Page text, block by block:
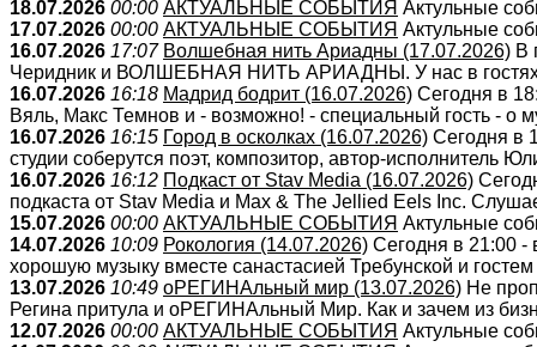
18.07.2026 00:00 АКТУАЛЬНЫЕ СОБЫТИЯ Актульные
17.07.2026 00:00 АКТУАЛЬНЫЕ СОБЫТИЯ Актульные
16.07.2026 17:07 Волшебная нить Ариадны (17.07.2026) В
Черидник и ВОЛШЕБНАЯ НИТЬ АРИАДНЫ. У нас в гостях
16.07.2026 16:18 Мадрид бодрит (16.07.2026) Сегодня в
Вяль, Макс Темнов и - возможно! - специальный гость - о
16.07.2026 16:15 Город в осколках (16.07.2026) Сегодня в
студии соберутся поэт, композитор, автор-исполнитель
16.07.2026 16:12 Подкаст от Stav Media (16.07.2026)
подкаста от Stav Media и Max & The Jellied Eels Inc.
15.07.2026 00:00 АКТУАЛЬНЫЕ СОБЫТИЯ Актульные
14.07.2026 10:09 Рокология (14.07.2026) Сегодня в 21:00
хорошую музыку вместе санастасией Требунской и
13.07.2026 10:49 оРЕГИНАльный мир (13.07.2026) Не
Регина притула и оРЕГИНАльный Мир. Как и зачем из
12.07.2026 00:00 АКТУАЛЬНЫЕ СОБЫТИЯ Актульные